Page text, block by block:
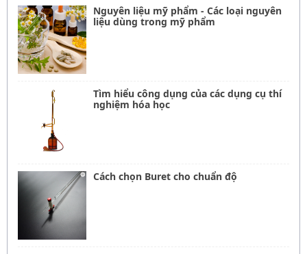
Nguyên liệu mỹ phẩm - Các loại nguyên
liệu dùng trong mỹ phẩm
Tìm hiểu công dụng của các dụng cụ thí
nghiệm hóa học
Cách chọn Buret cho chuẩn độ